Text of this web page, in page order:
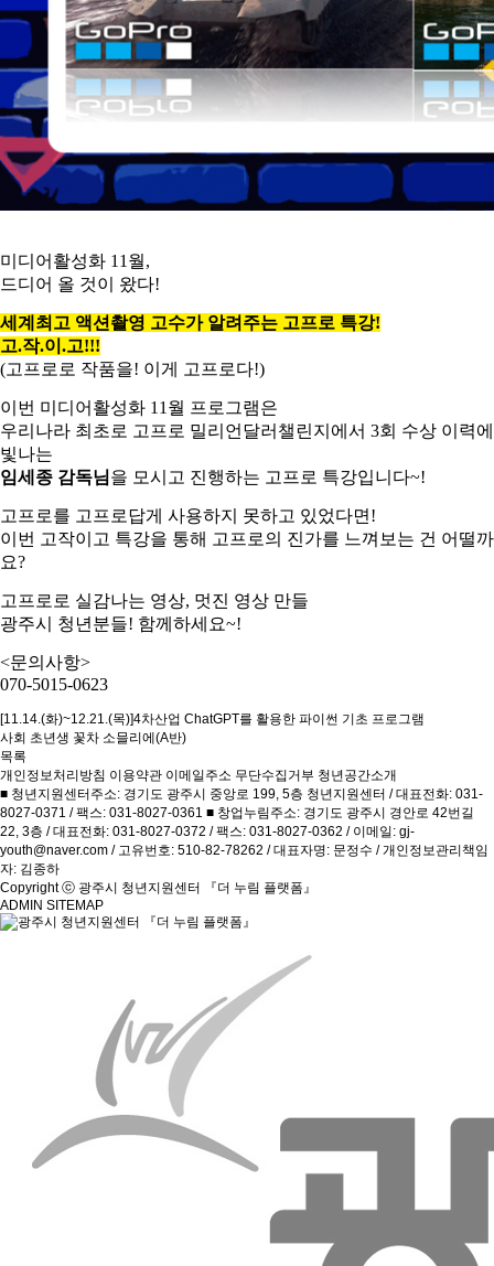
미디어활성화 11월,
드디어 올 것이 왔다!
세계최고 액션촬영 고수가 알려주는 고프로 특강!
고.작.이.고!!!
(고프로로 작품을! 이게 고프로다!)
이번 미디어활성화 11월 프로그램은
우리나라 최초로 고프로 밀리언달러챌린지에서 3회 수상 이력에
빛나는
임세종 감독님을 모시고 진행하는 고프로 특강입니다~!
고프로를 고프로답게 사용하지 못하고 있었다면!
이번 고작이고 특강을 통해 고프로의 진가를 느껴보는 건 어떨까
요?
고프로로 실감나는 영상, 멋진 영상 만들
광주시 청년분들! 함께하세요~!
<문의사항>
070-5015-0623
[11.14.(화)~12.21.(목)]4차산업 ChatGPT를 활용한 파이썬 기초 프로그램
사회 초년생 꽃차 소믈리에(A반)
목록
개인정보처리방침 이용약관 이메일주소 무단수집거부 청년공간소개
■ 청년지원센터주소: 경기도 광주시 중앙로 199, 5층 청년지원센터 / 대표전화: 031-
8027-0371 / 팩스: 031-8027-0361 ■ 창업누림주소: 경기도 광주시 경안로 42번길
22, 3층 / 대표전화: 031-8027-0372 / 팩스: 031-8027-0362 / 이메일: gj-
youth@naver.com / 고유번호: 510-82-78262 / 대표자명: 문정수 / 개인정보관리책임
자: 김종하
Copyright ⓒ 광주시 청년지원센터 『더 누림 플랫폼』
ADMIN SITEMAP